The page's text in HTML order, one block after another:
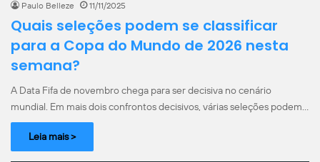
Paulo Belleze 11/11/2025
Quais seleções podem se classificar
para a Copa do Mundo de 2026 nesta
semana?
A Data Fifa de novembro chega para ser decisiva no cenário
mundial. Em mais dois confrontos decisivos, várias seleções podem…
Leia mais >